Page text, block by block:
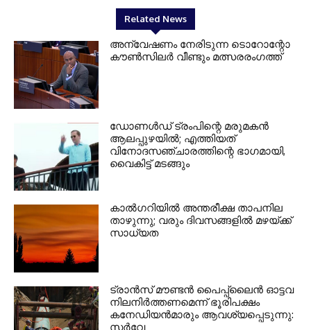
Related News
അന്വേഷണം നേരിടുന്ന ടൊറോന്റോ
കൗണ്‍സിലര്‍ വീണ്ടും മത്സരരംഗത്ത്
ഡോണള്‍ഡ് ട്രംപിന്റെ മരുമകന്‍
ആലപ്പുഴയില്‍; എത്തിയത്
വിനോദസഞ്ചാരത്തിന്റെ ഭാഗമായി,
വൈകിട്ട് മടങ്ങും
കാല്‍ഗറിയില്‍ അന്തരീക്ഷ താപനില
താഴുന്നു; വരും ദിവസങ്ങളില്‍ മഴയ്ക്ക്
സാധ്യത
ട്രാന്‍സ് മൗണ്ടന്‍ പൈപ്പ്ലൈന്‍ ഓട്ടവ
നിലനിര്‍ത്തണമെന്ന് ഭൂരിപക്ഷം
കനേഡിയന്‍മാരും ആവശ്യപ്പെടുന്നു:
സര്‍വേ